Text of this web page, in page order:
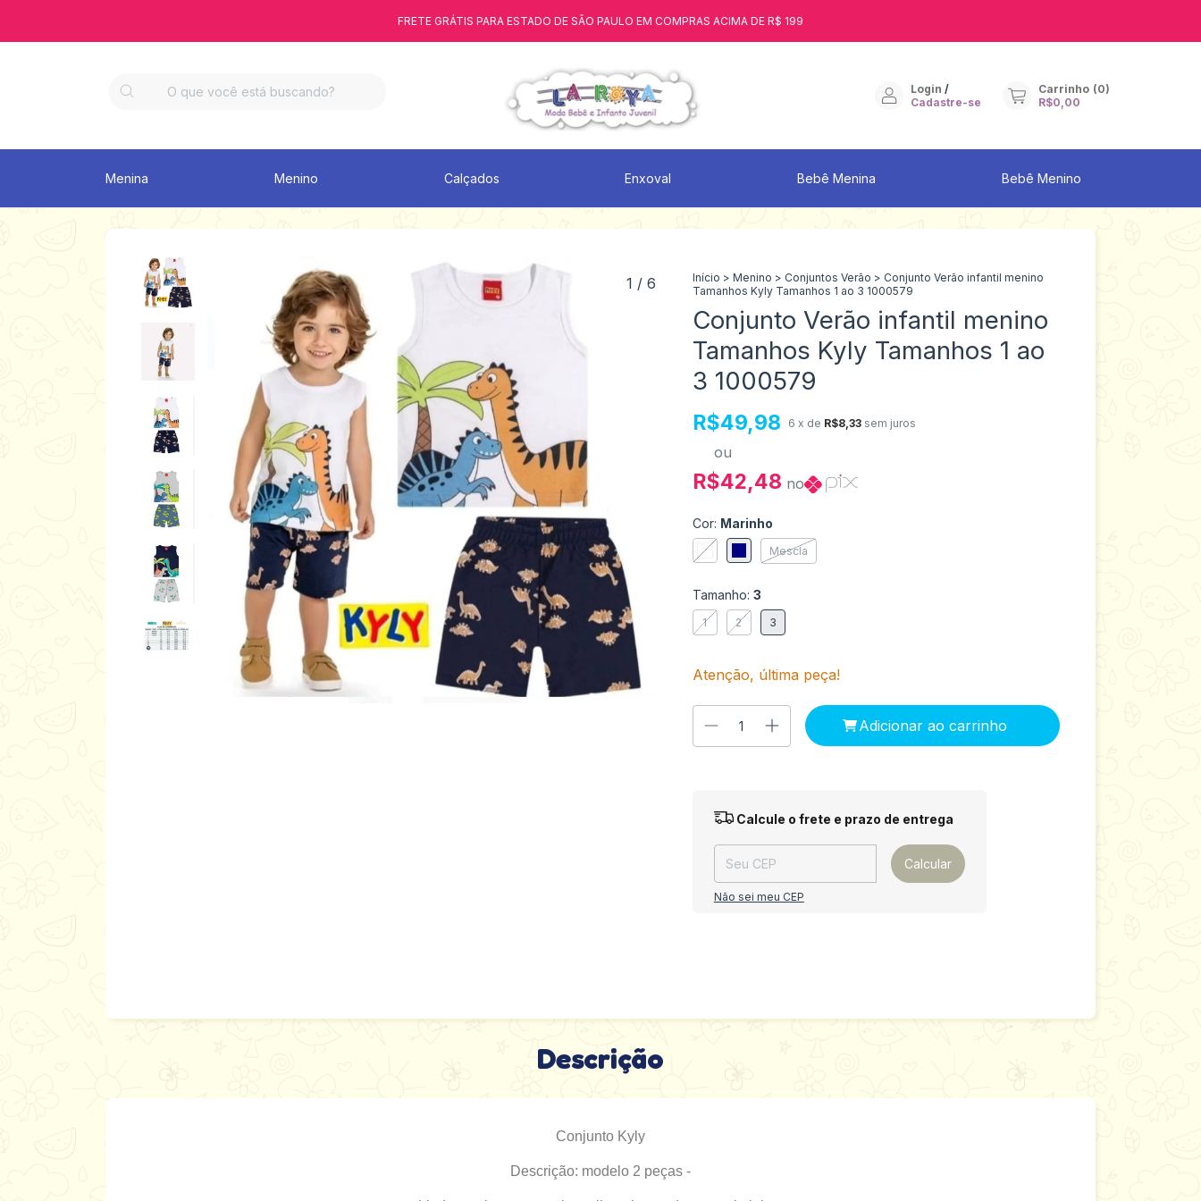
FRETE GRÁTIS PARA ESTADO DE SÃO PAULO EM COMPRAS ACIMA DE R$ 199
Login /
Cadastre-se
Carrinho (0)
R$0,00
Menina Menino Calçados Enxoval Bebê Menina Bebê Menino
1 / 6 Início > Menino > Conjuntos Verão > Conjunto Verão infantil menino
Tamanhos Kyly Tamanhos 1 ao 3 1000579
Conjunto Verão infantil menino
Tamanhos Kyly Tamanhos 1 ao
3 1000579
R$49,98 6 x de R$8,33 sem juros
ou
R$42,48 no
Cor: Marinho
Mescla
Tamanho: 3
1 2 3
Atenção, última peça!
Entregas para o CEP: Alterar CEP
Calcule o frete e prazo de entrega
Calcular
Não sei meu CEP
Descrição
Conjunto Kyly
Descrição: modelo 2 peças -